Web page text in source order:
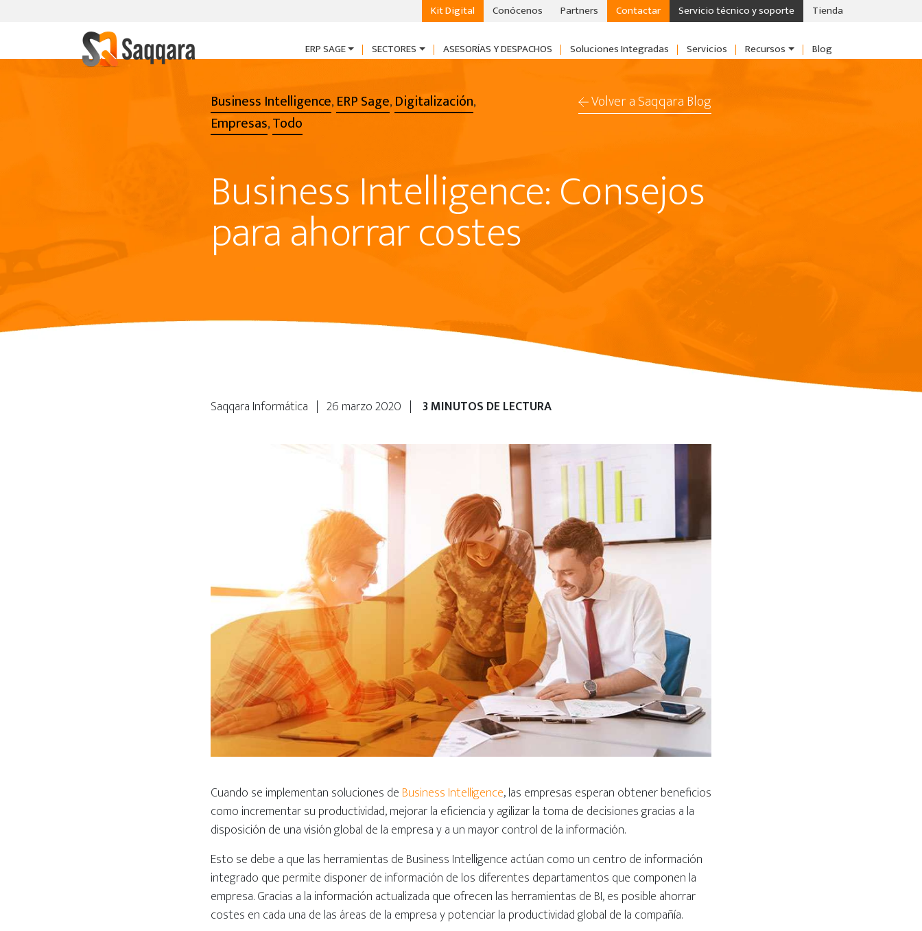
Kit Digital Conócenos Partners Contactar Servicio técnico y soporte Tienda
ERP SAGE SECTORES ASESORÍAS Y DESPACHOS Soluciones Integradas Servicios Recursos Blog
Business Intelligence,ERP Sage,Digitalización,
Empresas,Todo
Volver a Saqqara Blog
Business Intelligence: Consejos
para ahorrar costes
Saqqara Informática | 26 marzo 2020 | 3 MINUTOS DE LECTURA
Cuando se implementan soluciones de Business Intelligence, las empresas esperan obtener beneficios
como incrementar su productividad, mejorar la eficiencia y agilizar la toma de decisiones gracias a la
disposición de una visión global de la empresa y a un mayor control de la información.
Esto se debe a que las herramientas de Business Intelligence actúan como un centro de información
integrado que permite disponer de información de los diferentes departamentos que componen la
empresa. Gracias a la información actualizada que ofrecen las herramientas de BI, es posible ahorrar
costes en cada una de las áreas de la empresa y potenciar la productividad global de la compañía.